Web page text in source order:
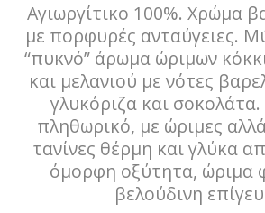
Αγιωργίτικο 100%. Χρώμα
με πορφυρές ανταύγειες.
“πυκνό” άρωμα ώριμων
και μελανιού με νότες
γλυκόριζα και
πληθωρικό, με ώριμες
τανίνες θέρμη και γλύκα
όμορφη οξύτητα, ώριμα
βελούδινη